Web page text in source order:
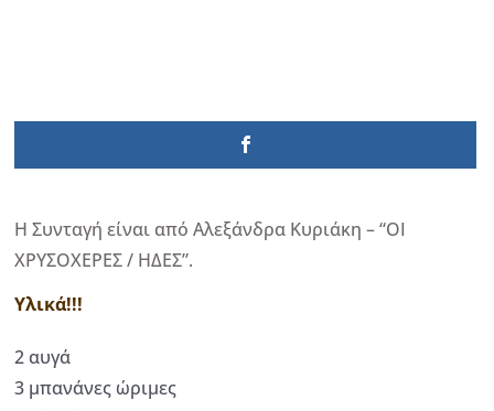
Η Συνταγή είναι από Αλεξάνδρα Κυριάκη – “ΟΙ
ΧΡΥΣΟΧΕΡΕΣ / ΗΔΕΣ”.
Υλικά!!!
2 αυγά
3 μπανάνες ώριμες